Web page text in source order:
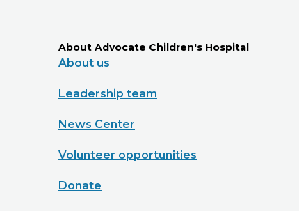
About Advocate Children's Hospital
About us
Leadership team
News Center
Volunteer opportunities
Donate